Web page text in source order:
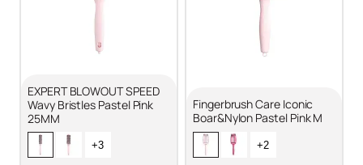
EXPERT BLOWOUT SPEED
Wavy Bristles Pastel Pink
25MM
+3
Fingerbrush Care Iconic
Boar&Nylon Pastel Pink M
+2